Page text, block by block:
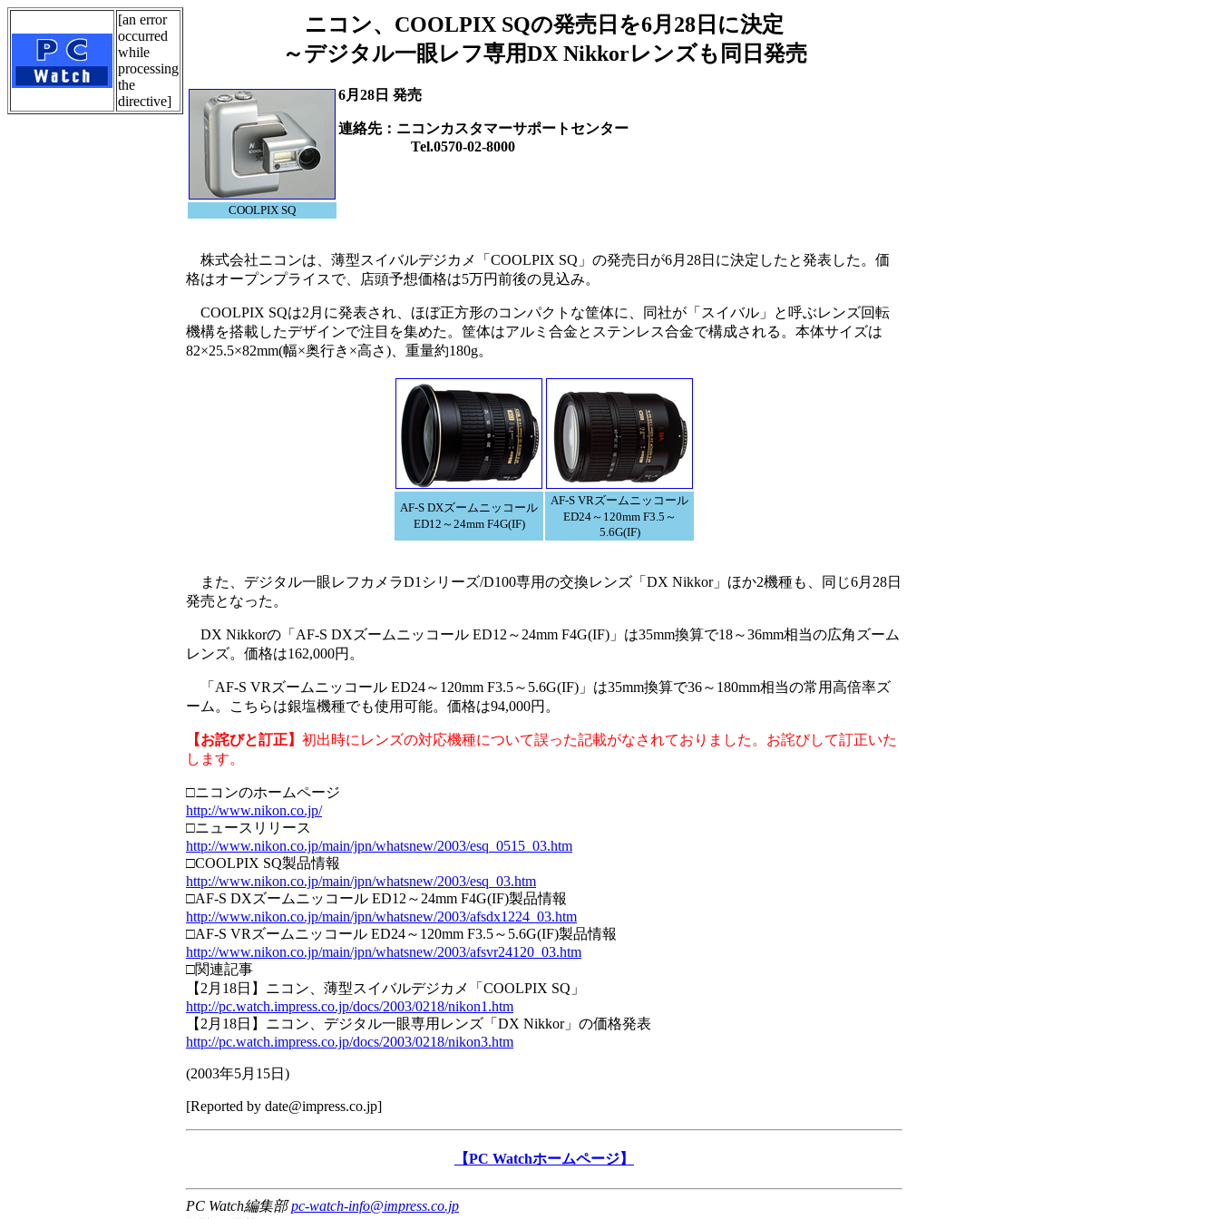
[an error
occurred
while
processing
the
directive]
ニコン、COOLPIX SQの発売日を6月28日に決定
～デジタル一眼レフ専用DX Nikkorレンズも同日発売
COOLPIX SQ
6月28日 発売
連絡先：ニコンカスタマーサポートセンター
Tel.0570-02-8000
株式会社ニコンは、薄型スイバルデジカメ「COOLPIX SQ」の発売日が6月28日に決定したと発表した。価
格はオープンプライスで、店頭予想価格は5万円前後の見込み。
COOLPIX SQは2月に発表され、ほぼ正方形のコンパクトな筐体に、同社が「スイバル」と呼ぶレンズ回転
機構を搭載したデザインで注目を集めた。筐体はアルミ合金とステンレス合金で構成される。本体サイズは
82×25.5×82mm(幅×奥行き×高さ)、重量約180g。
AF-S DXズームニッコール
ED12～24mm F4G(IF)
AF-S VRズームニッコール
ED24～120mm F3.5～
5.6G(IF)
また、デジタル一眼レフカメラD1シリーズ/D100専用の交換レンズ「DX Nikkor」ほか2機種も、同じ6月28日
発売となった。
DX Nikkorの「AF-S DXズームニッコール ED12～24mm F4G(IF)」は35mm換算で18～36mm相当の広角ズーム
レンズ。価格は162,000円。
「AF-S VRズームニッコール ED24～120mm F3.5～5.6G(IF)」は35mm換算で36～180mm相当の常用高倍率ズ
ーム。こちらは銀塩機種でも使用可能。価格は94,000円。
【お詫びと訂正】 初出時にレンズの対応機種について誤った記載がなされておりました。お詫びして訂正いた
します。
□ニコンのホームページ
http://www.nikon.co.jp/
□ニュースリリース
http://www.nikon.co.jp/main/jpn/whatsnew/2003/esq_0515_03.htm
□COOLPIX SQ製品情報
http://www.nikon.co.jp/main/jpn/whatsnew/2003/esq_03.htm
□AF-S DXズームニッコール ED12～24mm F4G(IF)製品情報
http://www.nikon.co.jp/main/jpn/whatsnew/2003/afsdx1224_03.htm
□AF-S VRズームニッコール ED24～120mm F3.5～5.6G(IF)製品情報
http://www.nikon.co.jp/main/jpn/whatsnew/2003/afsvr24120_03.htm
□関連記事
【2月18日】ニコン、薄型スイバルデジカメ「COOLPIX SQ」
http://pc.watch.impress.co.jp/docs/2003/0218/nikon1.htm
【2月18日】ニコン、デジタル一眼専用レンズ「DX Nikkor」の価格発表
http://pc.watch.impress.co.jp/docs/2003/0218/nikon3.htm
(2003年5月15日 )
[Reported by date@impress.co.jp]
【PC Watchホームページ】
PC Watch編集部pc-watch-info@impress.co.jp